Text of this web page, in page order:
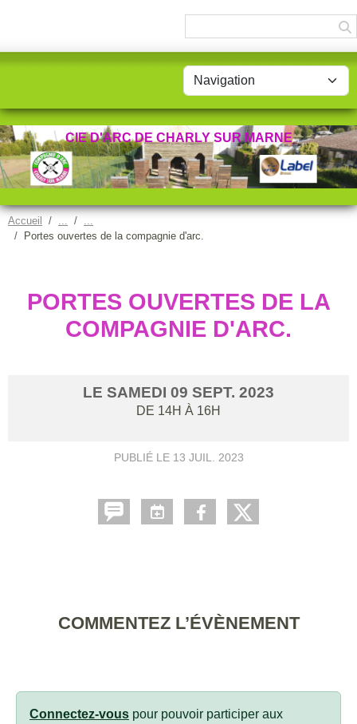
CIE D'ARC DE CHARLY SUR MARNE
Accueil
Portes ouvertes de la compagnie d'arc.
PORTES OUVERTES DE LA
COMPAGNIE D'ARC.
LE SAMEDI 09 SEPT. 2023
DE 14H À 16H
PUBLIÉ LE 13 JUIL. 2023
COMMENTEZ L’ÉVÈNEMENT
Connectez-vous pour pouvoir participer aux